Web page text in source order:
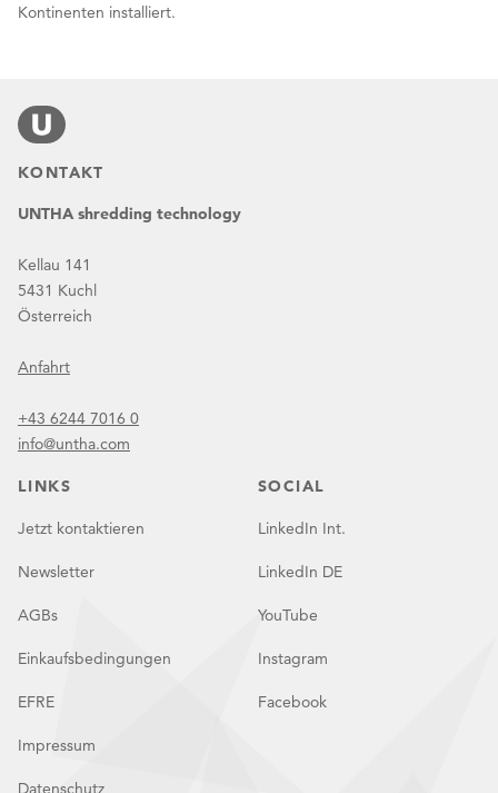
Kontinenten installiert.
KONTAKT
UNTHA shredding technology
Kellau 141
5431 Kuchl
Österreich
Anfahrt
+43 6244 7016 0
info@untha.com
LINKS
Jetzt kontaktieren
Newsletter
AGBs
Einkaufsbedingungen
EFRE
Impressum
Datenschutz
SOCIAL
LinkedIn Int.
LinkedIn DE
YouTube
Instagram
Facebook